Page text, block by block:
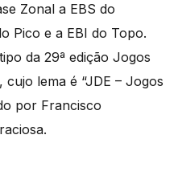
Zonal a EBS do
Pico e a EBI do Topo.
da 29ª edição Jogos
lema é “JDE – Jogos
por Francisco